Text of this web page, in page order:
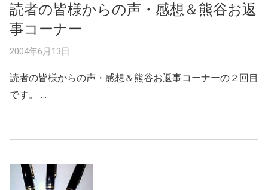
読者の皆様からの声・感想＆熊谷お返
事コーナー
2004年6月13日
読者の皆様からの声・感想＆熊谷お返事コーナーの２回目
です。 …